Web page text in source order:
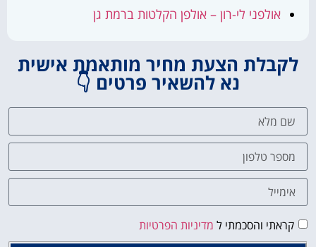
אולפני לי-רון – אולפן הקלטות ברמת גן
לקבלת הצעת מחיר מותאמת אישית
נא להשאיר פרטים 👇
קראתי והסכמתי ל מדיניות הפרטיות